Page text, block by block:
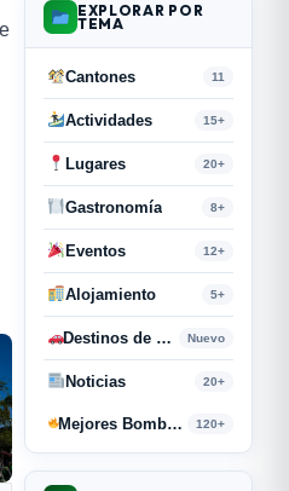
EXPLORAR POR
TEMA
Cantones 11
Actividades 15+
Lugares 20+
Gastronomía 8+
Eventos 12+
Alojamiento 5+
Destinos de Paso Nuevo
Noticias 20+
Mejores Bombas y Retahílas 120+